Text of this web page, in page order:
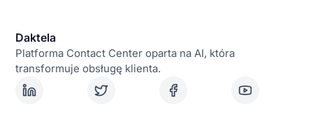
Daktela
Platforma Contact Center oparta na AI, która
transformuje obsługę klienta.